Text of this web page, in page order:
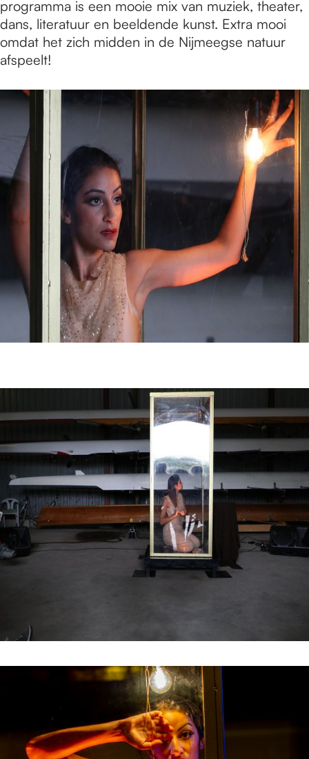
programma is een mooie mix van muziek, theater,
dans, literatuur en beeldende kunst. Extra mooi
omdat het zich midden in de Nijmeegse natuur
afspeelt!